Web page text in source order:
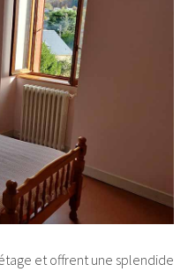
et offrent une splendide